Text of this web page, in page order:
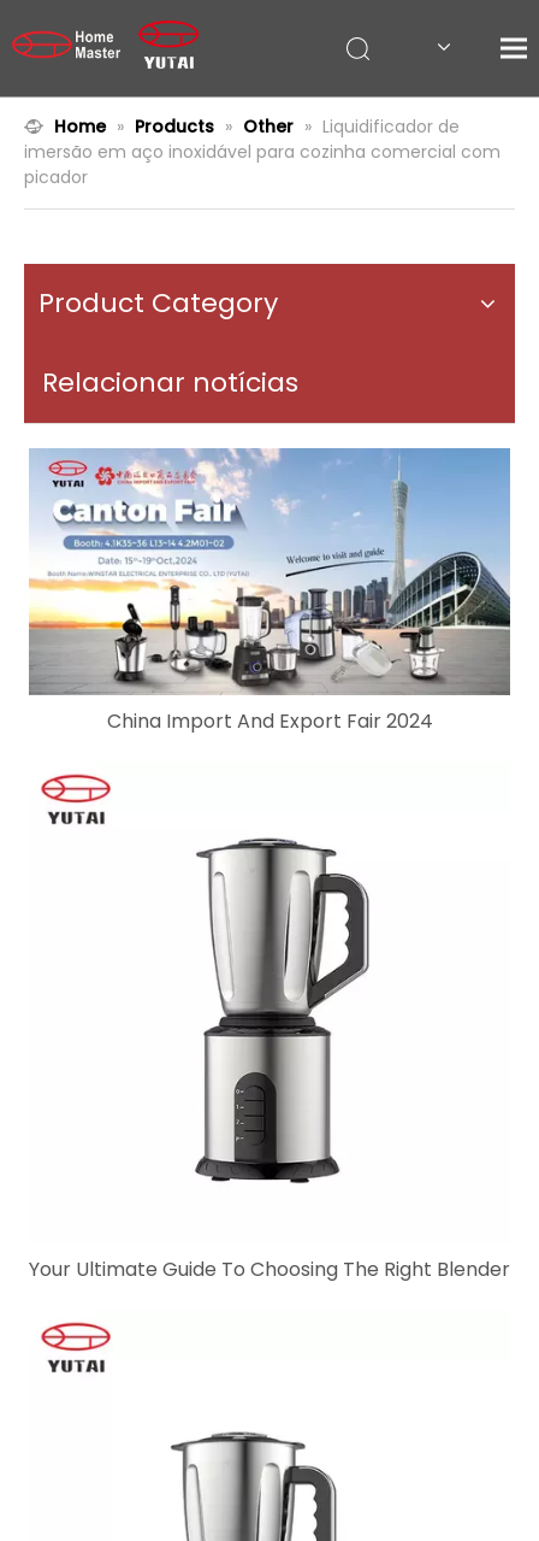
Home » Products » Other » Liquidificador de
imersão em aço inoxidável para cozinha comercial com
picador
Product Category
Relacionar notícias
China Import And Export Fair 2024
Your Ultimate Guide To Choosing The Right Blender